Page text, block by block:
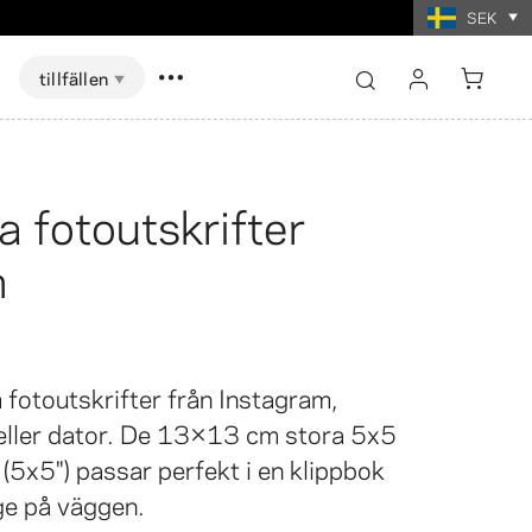
SEK
Spel
i
Visa alla
Visa alla
tillfällen
logga in
fotoutskrifter
från Instagram,
dator. De 13×13 cm stora 5x5
passar perfekt i en klippbok
på väggen.